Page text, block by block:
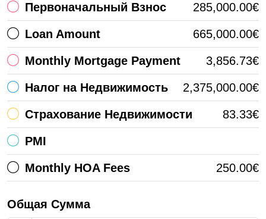
Первоначальный Взнос 285,000.00€
Loan Amount 665,000.00€
Monthly Mortgage Payment 3,856.73€
Налог на Недвижимость 2,375,000.00€
Страхование Недвижимости 83.33€
PMI
Monthly HOA Fees 250.00€
Общая Сумма